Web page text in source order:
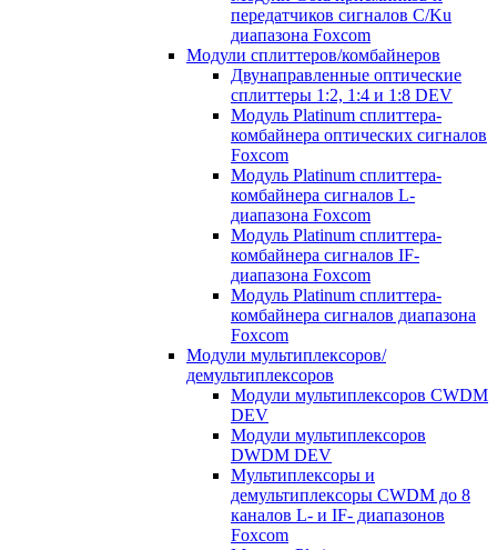
передатчиков сигналов C/Ku
диапазона Foxcom
Модули сплиттеров/комбайнеров
Двунаправленные оптические
сплиттеры 1:2, 1:4 и 1:8 DEV
Модуль Platinum cплиттера-
комбайнера оптических сигналов
Foxcom
Модуль Platinum сплиттера-
комбайнера сигналов L-
диапазона Foxcom
Модуль Platinum сплиттера-
комбайнера сигналов IF-
диапазона Foxcom
Модуль Platinum сплиттера-
комбайнера сигналов диапазона
Foxcom
Модули мультиплексоров/
демультиплексоров
Модули мультиплексоров CWDM
DEV
Модули мультиплексоров
DWDM DEV
Мультиплексоры и
демультиплексоры CWDM до 8
каналов L- и IF- диапазонов
Foxcom